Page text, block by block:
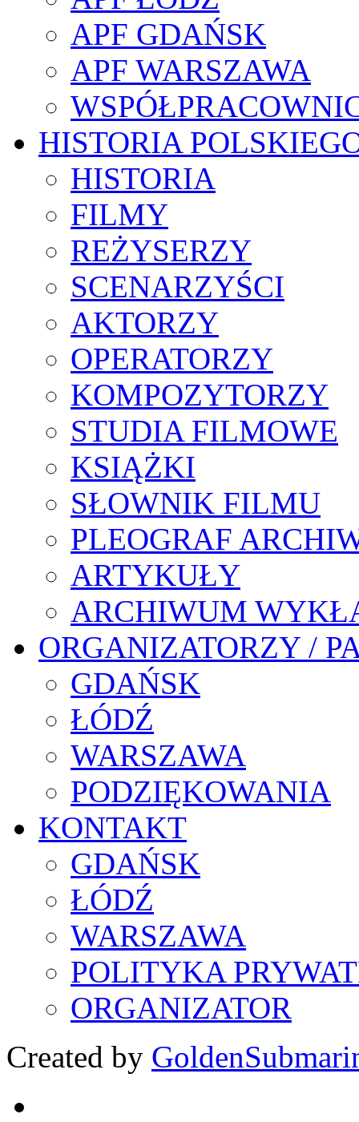
APF GDAŃSK
APF WARSZAWA
HISTORIA
HISTORIA
FILMY
REŻYSERZY
SCENARZYŚCI
AKTORZY
OPERATORZY
KOMPOZYTORZY
STUDIA FILMOWE
KSIĄŻKI
SŁOWNIK FILMU
PLEOGRAF
ARTYKUŁY
ARCHIWUM
ORGANIZATORZY /
GDAŃSK
ŁÓDŹ
WARSZAWA
PODZIĘKOWANIA
KONTAKT
GDAŃSK
ŁÓDŹ
WARSZAWA
POLITYKA
ORGANIZATOR
Created by